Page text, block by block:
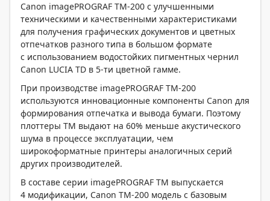
Canon imagePROGRAF TM-200 с улучшенными
техническими и качественными характеристиками
для получения графических документов и цветных
отпечатков разного типа в большом формате
с использованием водостойких пигментных чернил
Canon LUCIA TD в 5-ти цветной гамме.
При производстве imagePROGRAF TM-200
используются инновационные компоненты Canon для
формирования отпечатка и вывода бумаги. Поэтому
плоттеры TM выдают на 60% меньше акустического
шума в процессе эксплуатации, чем
широкоформатные принтеры аналогичных серий
других производителей.
В составе серии imagePROGRAF TM выпускается
4 модификации, Canon ТМ-200 модель с базовым